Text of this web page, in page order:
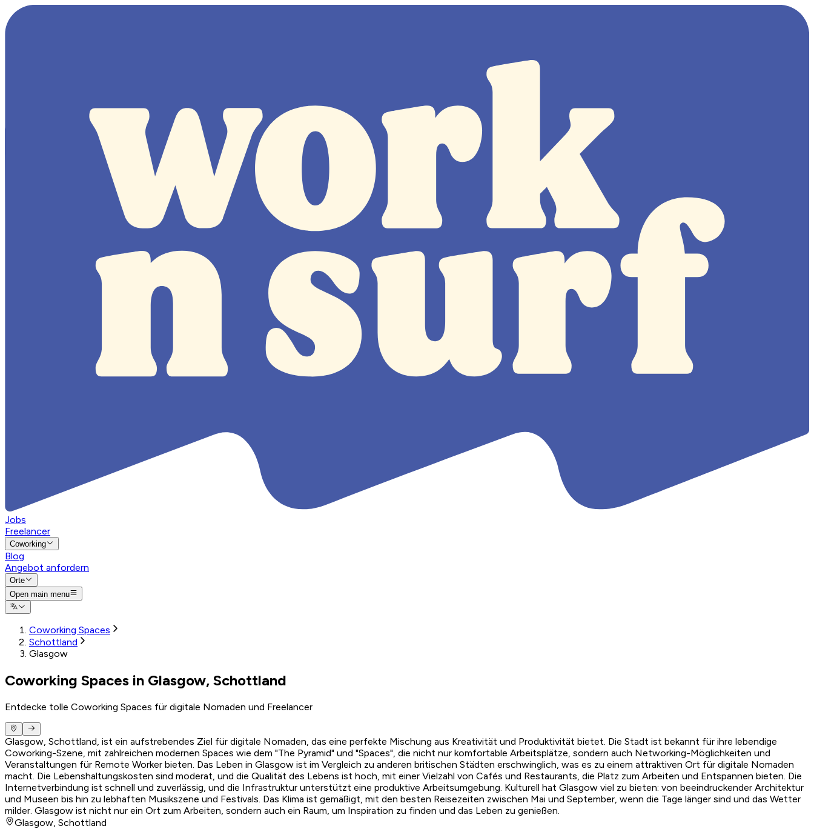
Jobs
Freelancer
Coworking
Blog
Angebot anfordern
Orte
Open main menu
Coworking Spaces
Schottland
Glasgow
Coworking Spaces in Glasgow, Schottland
Entdecke tolle Coworking Spaces für digitale Nomaden und Freelancer
Glasgow, Schottland, ist ein aufstrebendes Ziel für digitale Nomaden, das eine perfekte Mischung aus Kreativität und Produktivität bietet. Die Stadt ist bekannt für ihre lebendige
Coworking-Szene, mit zahlreichen modernen Spaces wie dem "The Pyramid" und "Spaces", die nicht nur komfortable Arbeitsplätze, sondern auch Networking-Möglichkeiten und
Veranstaltungen für Remote Worker bieten. Das Leben in Glasgow ist im Vergleich zu anderen britischen Städten erschwinglich, was es zu einem attraktiven Ort für digitale Nomaden
macht. Die Lebenshaltungskosten sind moderat, und die Qualität des Lebens ist hoch, mit einer Vielzahl von Cafés und Restaurants, die Platz zum Arbeiten und Entspannen bieten. Die
Internetverbindung ist schnell und zuverlässig, und die Infrastruktur unterstützt eine produktive Arbeitsumgebung. Kulturell hat Glasgow viel zu bieten: von beeindruckender Architektur
und Museen bis hin zu lebhaften Musikszene und Festivals. Das Klima ist gemäßigt, mit den besten Reisezeiten zwischen Mai und September, wenn die Tage länger sind und das Wetter
milder. Glasgow ist nicht nur ein Ort zum Arbeiten, sondern auch ein Raum, um Inspiration zu finden und das Leben zu genießen.
Glasgow, Schottland